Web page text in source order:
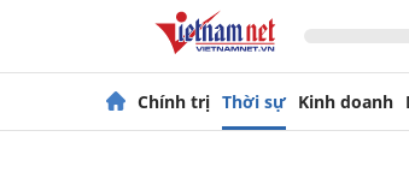
Chính trị Thời sự Kinh doanh